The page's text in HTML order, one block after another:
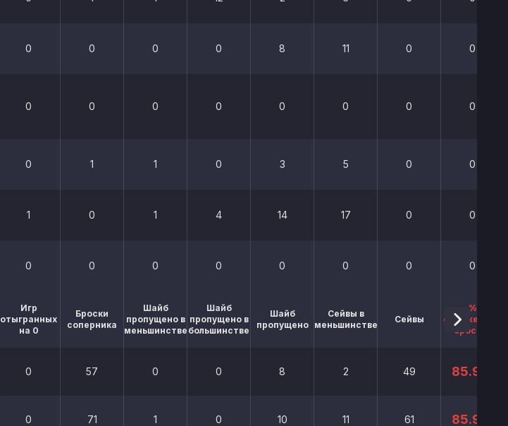
0 0 0 0 8 11 0 0
0 0 0 0 0 0 0 0
0 1 1 0 3 5 0 0
1 0 1 4 14 17 0 0
0 0 0 0 0 0 0 0
Игр
отыгранных
на 0
Броски
соперника
Шайб
пропущено в
меньшинстве
Шайб
пропущено в
большинстве
Шайб
пропущено
Сейвы в
меньшинстве
Сейвы
%
отраженных
бросков
0 57 0 0 8 2 49 85.9%
0 71 1 0 10 11 61 85.9%